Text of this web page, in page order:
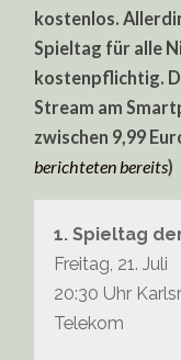
kostenlos.
Spieltag für alle
kostenpflichtig.
Stream am
zwischen 9,99
berichteten bereits)
1. Spieltag
Freitag, 21. Juli
20:30 Uhr
Telekom